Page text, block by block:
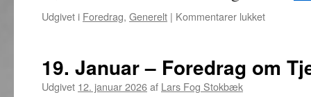
Udgivet i Foredrag, Generelt | Kommentarer lukkettil
Korte
19. Januar – Foredrag om
Udgivet 12. januar 2026af Lars Fog Stokbæk